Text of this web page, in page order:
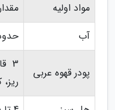
مواد اولیه
آب
حدود 3 لیوان فرانسوی
پودر قهوه عربی